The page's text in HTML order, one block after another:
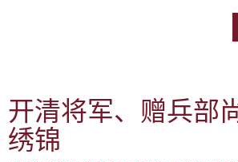
开清将军、赠兵部
绣锦